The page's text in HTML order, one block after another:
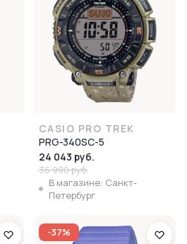
CASIO PRO TREK
PRG-340SC-5
24 043 руб.
36 990 руб.
В магазине: Санкт-
Петербург
-37%